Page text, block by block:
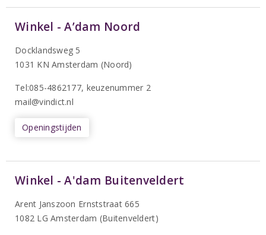
Winkel - A’dam Noord
Docklandsweg 5
1031 KN Amsterdam (Noord)
Tel:085-4862177, keuzenummer 2
mail@vindict.nl
Openingstijden
Winkel - A'dam Buitenveldert
Arent Janszoon Ernststraat 665
1082 LG Amsterdam (Buitenveldert)